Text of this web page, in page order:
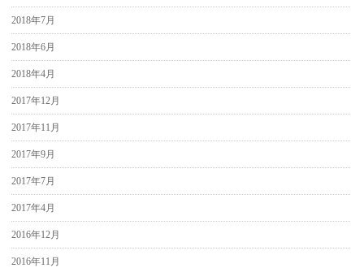
2018年7月
2018年6月
2018年4月
2017年12月
2017年11月
2017年9月
2017年7月
2017年4月
2016年12月
2016年11月